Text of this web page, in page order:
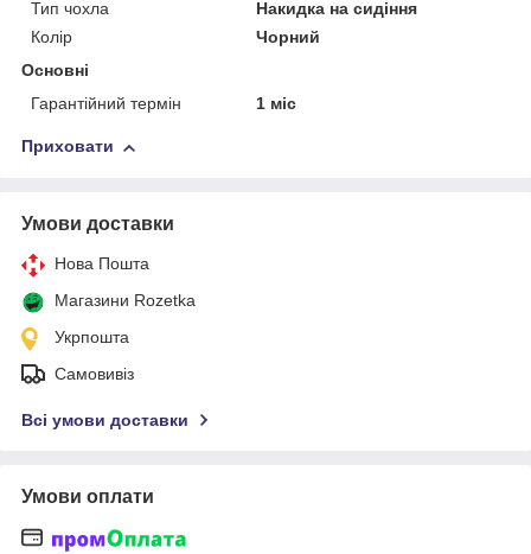
Тип чохла
Накидка на сидіння
Колір
Чорний
Основні
Гарантійний термін
1 міс
Приховати
Умови доставки
Нова Пошта
Магазини Rozetka
Укрпошта
Самовивіз
Всі умови доставки
Умови оплати